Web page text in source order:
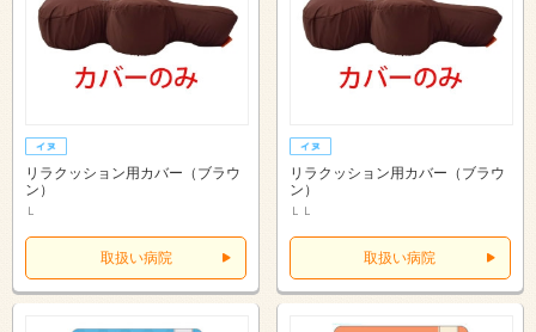
リラクッション用カバー（ブラウ
ン）
Ｌ
取扱い病院
リラクッション用カバー（ブラウ
ン）
ＬＬ
取扱い病院